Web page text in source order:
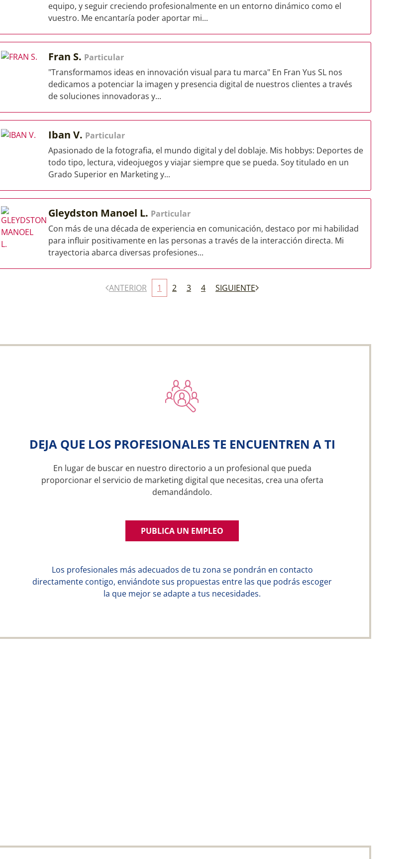
equipo, y seguir creciendo profesionalmente en un entorno dinámico como el
vuestro. Me encantaría poder aportar mi...
Fran S. Particular
"Transformamos ideas en innovación visual para tu marca" En Fran Yus SL nos
dedicamos a potenciar la imagen y presencia digital de nuestros clientes a través
de soluciones innovadoras y...
Iban V. Particular
Apasionado de la fotografia, el mundo digital y del doblaje. Mis hobbys: Deportes de
todo tipo, lectura, videojuegos y viajar siempre que se pueda. Soy titulado en un
Grado Superior en Marketing y...
Gleydston Manoel L. Particular
Con más de una década de experiencia en comunicación, destaco por mi habilidad
para influir positivamente en las personas a través de la interacción directa. Mi
trayectoria abarca diversas profesiones...
ANTERIOR 1 2 3 4 SIGUIENTE
DEJA QUE LOS PROFESIONALES TE ENCUENTREN A TI
En lugar de buscar en nuestro directorio a un profesional que pueda
proporcionar el servicio de marketing digital que necesitas, crea una oferta
demandándolo.
PUBLICA UN EMPLEO
Los profesionales más adecuados de tu zona se pondrán en contacto
directamente contigo, enviándote sus propuestas entre las que podrás escoger
la que mejor se adapte a tus necesidades.